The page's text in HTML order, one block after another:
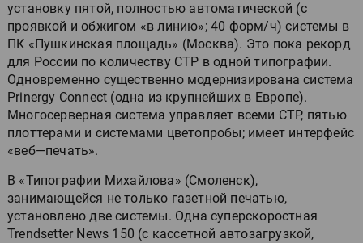
установку пятой, полностью автоматической (с
проявкой и обжигом «в линию»; 40 форм/ч) системы в
ПК «Пушкинская площадь» (Москва). Это пока рекорд
для России по количеству CTP в одной типографии.
Одновременно существенно модернизирована система
Prinergy Connect (одна из крупнейших в Европе).
Многосерверная система управляет всеми CTP, пятью
плоттерами и системами цветопробы; имеет интерфейс
«веб—печать».
В «Типографии Михайлова» (Смоленск),
занимающейся не только газетной печатью,
установлено две системы. Одна суперскоростная
Trendsetter News 150 (с кассетной автозагрузкой,